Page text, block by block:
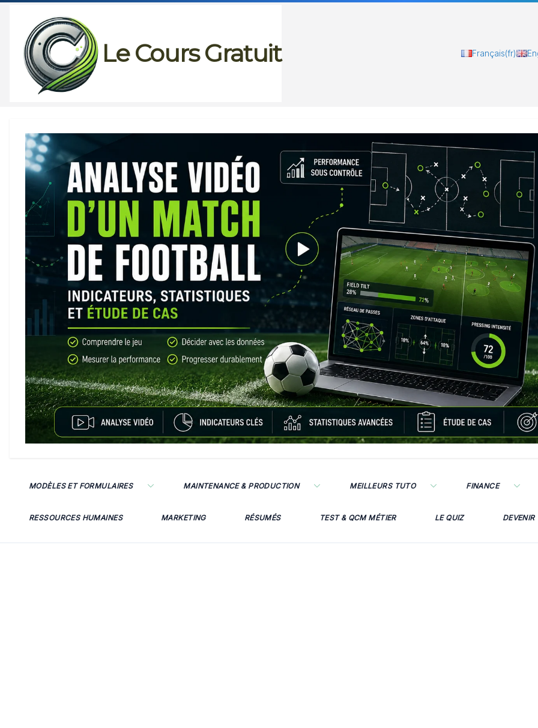
contenu
Le Cours Gratuit Français(fr)
MODÈLES ET FORMULAIRES MAINTENANCE & PRODUCTION MEILLEURS TUTO FINANCE
RESSOURCES HUMAINES MARKETING RÉSUMÉS TEST & QCM MÉTIER LE QUIZ DEVENIR